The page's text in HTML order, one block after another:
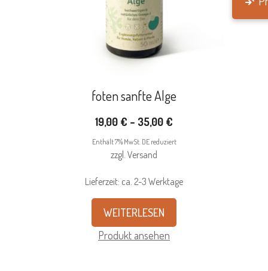
foten sanfte Alge
19,00 € – 35,00 €
19,00 €
Enthält 7% MwSt. DE reduziert
zzgl. Versand
Lieferzeit: ca. 2-3 Werktage
WEITERLESEN
Produkt ansehen